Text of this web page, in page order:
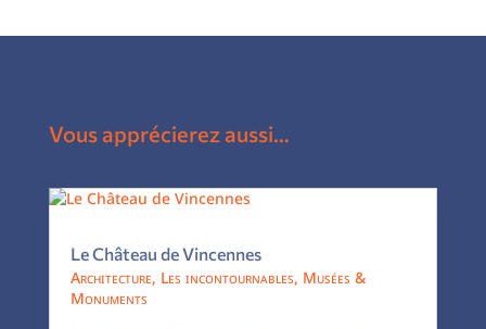
Vous apprécierez aussi…
Le Château de Vincennes
Architecture, Les incontournables, Musées &
Monuments